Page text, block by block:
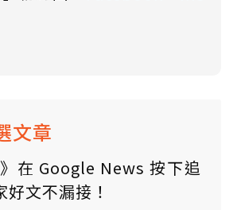
文章
在 Google News 按下追
好文不漏接！